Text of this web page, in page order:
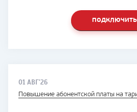
ПОДКЛЮЧИТЬ
01 АВГ'26
Повышение абонентской платы на